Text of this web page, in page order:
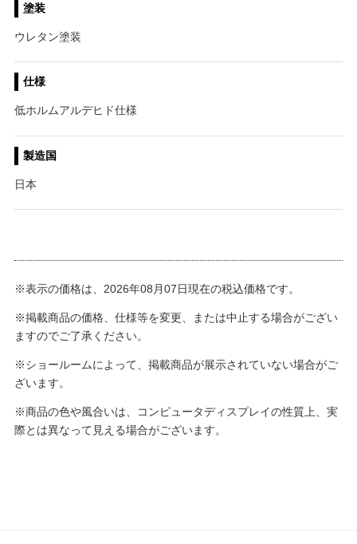
塗装
ウレタン塗装
仕様
低ホルムアルデヒド仕様
製造国
日本
※表示の価格は、2026年08月07日現在の税込価格です。
※掲載商品の価格、仕様等を変更、または中止する場合がござい
ますのでご了承ください。
※ショールームによって、掲載商品が展示されていない場合がご
ざいます。
※商品の色や風合いは、コンピュータディスプレイの性質上、実
際とは異なって見える場合がございます。